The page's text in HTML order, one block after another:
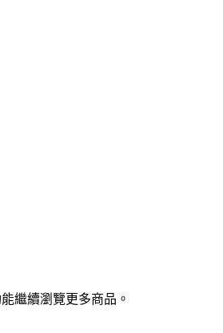
繼續瀏覽更多商品。